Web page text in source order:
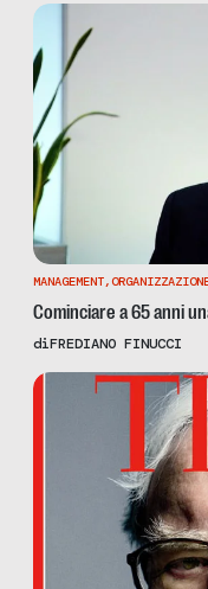
MANAGEMENT,
Cominciare a 65 anni
diFREDIANO FINUCCI